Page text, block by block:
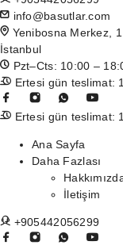
info@basutlar.com
Yenibosna Merkez,
İstanbul
Pzt–Cts: 10:00 –
Ertesi gün teslimat:
Ertesi gün teslimat:
Ana Sayfa
Daha Fazlası
İletişim
+905442056299